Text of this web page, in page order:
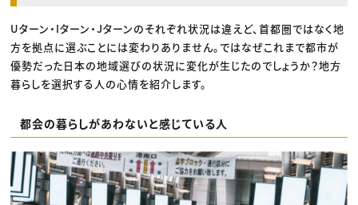
Uターン・Iターン・Jターンのそれぞれ状況は違えど、首都圏ではなく地
方を拠点に選ぶことには変わりありません。ではなぜこれまで都市が
優勢だった日本の地域選びの状況に変化が生じたのでしょうか？地方
暮らしを選択する人の心情を紹介します。
都会の暮らしがあわないと感じている人